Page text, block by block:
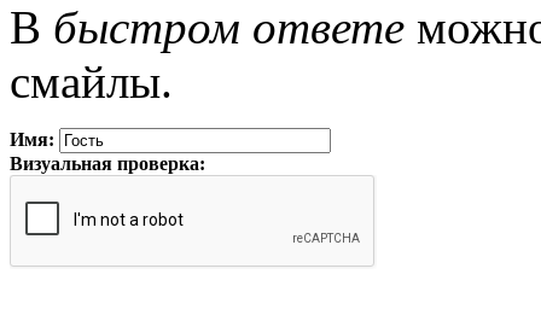
В быстром ответе
смайлы.
Имя:
Визуальная проверка: